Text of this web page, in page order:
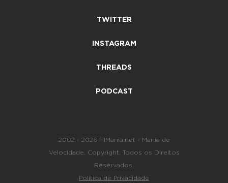
TWITTER
INSTAGRAM
THREADS
PODCAST
2002 - 2026 F1Mania.net - Mania de
Velocidade. Copyright. Todos os Direitos
Reservados.
Política de Privacidade